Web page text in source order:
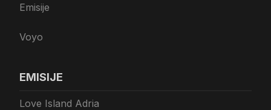
Emisije
Voyo
EMISIJE
Love Island Adria